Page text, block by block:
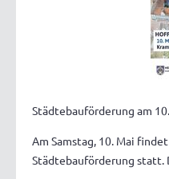
Städtebauförderung am
Am Samstag, 10. Mai
Städtebauförderung statt.